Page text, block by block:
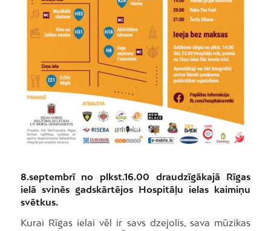
8.septembrī no plkst.16.00 draudzīgākajā Rīgas
ielā svinēs gadskārtējos Hospitāļu ielas kaimiņu
svētkus.
Kurai Rīgas ielai vēl ir savs dzejolis, sava mūzikas